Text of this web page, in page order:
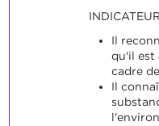
Il
qu'il est
cadre
Il